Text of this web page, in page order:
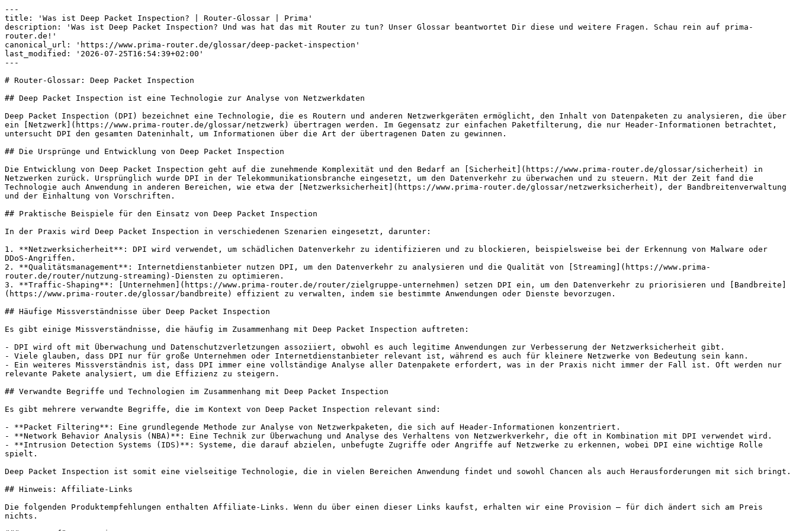
---
title: 'Was ist Deep Packet Inspection? | Router-Glossar | Prima'
description: 'Was ist Deep Packet Inspection? Und was hat das mit Router zu tun? Unser Glossar beantwortet Dir diese und weitere Fragen. Schau rein auf prima-
router.de!'
canonical_url: 'https://www.prima-router.de/glossar/deep-packet-inspection'
last_modified: '2026-07-25T16:54:39+02:00'
---
# Router-Glossar: Deep Packet Inspection
## Deep Packet Inspection ist eine Technologie zur Analyse von Netzwerkdaten
Deep Packet Inspection (DPI) bezeichnet eine Technologie, die es Routern und anderen Netzwerkgeräten ermöglicht, den Inhalt von Datenpaketen zu analysieren, die über
ein [Netzwerk](https://www.prima-router.de/glossar/netzwerk) übertragen werden. Im Gegensatz zur einfachen Paketfilterung, die nur Header-Informationen betrachtet,
untersucht DPI den gesamten Dateninhalt, um Informationen über die Art der übertragenen Daten zu gewinnen.
## Die Ursprünge und Entwicklung von Deep Packet Inspection
Die Entwicklung von Deep Packet Inspection geht auf die zunehmende Komplexität und den Bedarf an [Sicherheit](https://www.prima-router.de/glossar/sicherheit) in
Netzwerken zurück. Ursprünglich wurde DPI in der Telekommunikationsbranche eingesetzt, um den Datenverkehr zu überwachen und zu steuern. Mit der Zeit fand die
Technologie auch Anwendung in anderen Bereichen, wie etwa der [Netzwerksicherheit](https://www.prima-router.de/glossar/netzwerksicherheit), der Bandbreitenverwaltung
und der Einhaltung von Vorschriften.
## Praktische Beispiele für den Einsatz von Deep Packet Inspection
In der Praxis wird Deep Packet Inspection in verschiedenen Szenarien eingesetzt, darunter:
1. **Netzwerksicherheit**: DPI wird verwendet, um schädlichen Datenverkehr zu identifizieren und zu blockieren, beispielsweise bei der Erkennung von Malware oder
DDoS-Angriffen.
2. **Qualitätsmanagement**: Internetdienstanbieter nutzen DPI, um den Datenverkehr zu analysieren und die Qualität von [Streaming](https://www.prima-
router.de/router/nutzung-streaming)-Diensten zu optimieren.
3. **Traffic-Shaping**: [Unternehmen](https://www.prima-router.de/router/zielgruppe-unternehmen) setzen DPI ein, um den Datenverkehr zu priorisieren und [Bandbreite]
(https://www.prima-router.de/glossar/bandbreite) effizient zu verwalten, indem sie bestimmte Anwendungen oder Dienste bevorzugen.
## Häufige Missverständnisse über Deep Packet Inspection
Es gibt einige Missverständnisse, die häufig im Zusammenhang mit Deep Packet Inspection auftreten:
- DPI wird oft mit Überwachung und Datenschutzverletzungen assoziiert, obwohl es auch legitime Anwendungen zur Verbesserung der Netzwerksicherheit gibt.
- Viele glauben, dass DPI nur für große Unternehmen oder Internetdienstanbieter relevant ist, während es auch für kleinere Netzwerke von Bedeutung sein kann.
- Ein weiteres Missverständnis ist, dass DPI immer eine vollständige Analyse aller Datenpakete erfordert, was in der Praxis nicht immer der Fall ist. Oft werden nur
relevante Pakete analysiert, um die Effizienz zu steigern.
## Verwandte Begriffe und Technologien im Zusammenhang mit Deep Packet Inspection
Es gibt mehrere verwandte Begriffe, die im Kontext von Deep Packet Inspection relevant sind:
- **Packet Filtering**: Eine grundlegende Methode zur Analyse von Netzwerkpaketen, die sich auf Header-Informationen konzentriert.
- **Network Behavior Analysis (NBA)**: Eine Technik zur Überwachung und Analyse des Verhaltens von Netzwerkverkehr, die oft in Kombination mit DPI verwendet wird.
- **Intrusion Detection Systems (IDS)**: Systeme, die darauf abzielen, unbefugte Zugriffe oder Angriffe auf Netzwerke zu erkennen, wobei DPI eine wichtige Rolle
spielt.
Deep Packet Inspection ist somit eine vielseitige Technologie, die in vielen Bereichen Anwendung findet und sowohl Chancen als auch Herausforderungen mit sich bringt.
## Hinweis: Affiliate-Links
Die folgenden Produktempfehlungen enthalten Affiliate-Links. Wenn du über einen dieser Links kaufst, erhalten wir eine Provision — für dich ändert sich am Preis
nichts.